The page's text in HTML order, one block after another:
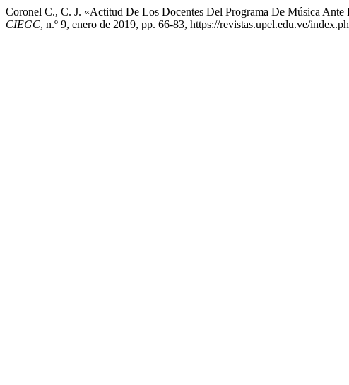
Coronel C., C. J. «Actitud De Los Docentes Del Programa De Música
CIEGC, n.º 9, enero de 2019, pp. 66-83, https://revistas.upel.edu.ve/